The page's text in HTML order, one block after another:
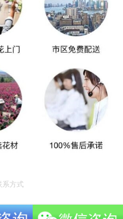
系方式
：重庆市荣昌区昌州街道迎宾大道
tel023-46761716